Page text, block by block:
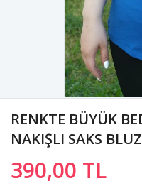
RENKTE BÜYÜK
NAKIŞLI SAKS BLUZ
390,00 TL